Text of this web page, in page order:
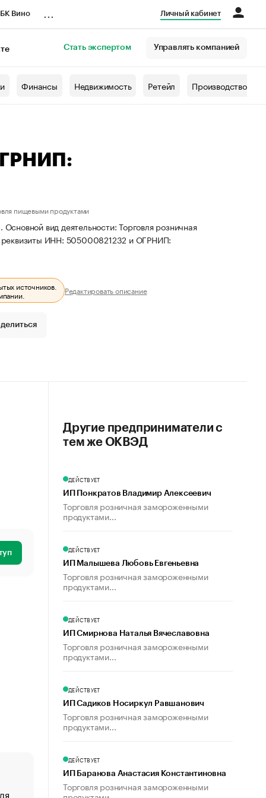
Вино Личный кабинет
Стать экспертом Управлять компанией
Финансы Недвижимость Ретейл Производство
пищевыми продуктами
вид деятельности: Торговля розничная
реквизиты ИНН: 505000821232 и ОГРНИП:
источников.
Редактировать описание
«От спорта тело стареет иначе». Как живет глава
Другие предприниматели с
тем же ОКВЭД
ДЕЙСТВУЕТ
ИП Понкратов Владимир Алексеевич
Торговля розничная замороженными
продуктами...
ДЕЙСТВУЕТ
ИП Малышева Любовь Евгеньевна
Торговля розничная замороженными
продуктами...
ДЕЙСТВУЕТ
ИП Смирнова Наталья Вячеславовна
Торговля розничная замороженными
продуктами...
ДЕЙСТВУЕТ
ИП Садиков Носиркул Равшанович
Торговля розничная замороженными
продуктами...
ДЕЙСТВУЕТ
ИП Баранова Анастасия Константиновна
Торговля розничная замороженными